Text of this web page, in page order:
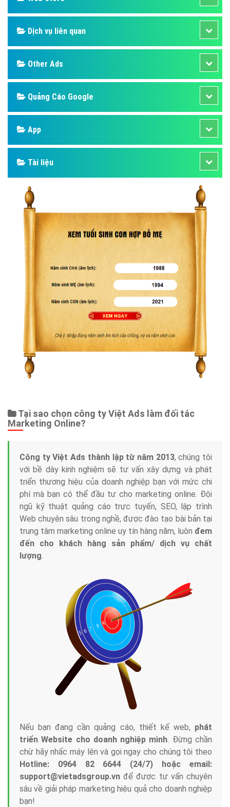
Dịch vụ liên quan
Other Ads
Quảng Cáo Google
App
Tài liệu
Tại sao chọn công ty Việt Ads làm đối tác
Marketing Online?
Công ty Việt Ads thành lập từ năm 2013, chúng tôi
với bề dày kinh nghiệm sẽ tư vấn xây dựng và phát
triển thương hiệu của doanh nghiệp bạn với mức chi
phí mà bạn có thể đầu tư cho marketing online. Đội
ngũ kỹ thuật quảng cáo trực tuyến, SEO, lập trình
Web chuyên sâu trong nghề, được đào tạo bài bản tại
trung tâm marketing online uy tín hàng năm, luôn đem
đến cho khách hàng sản phẩm/ dịch vụ chất
lượng.
Nếu bạn đang cần quảng cáo, thiết kế web, phát
triển Website cho doanh nghiệp mình. Đừng chần
chừ hãy nhấc máy lên và gọi ngay cho chúng tôi theo
Hotline: 0964 82 6644 (24/7) hoặc email:
support@vietadsgroup.vn để được tư vấn chuyên
sâu về giải pháp marketing hiệu quả cho doanh nghiệp
bạn!